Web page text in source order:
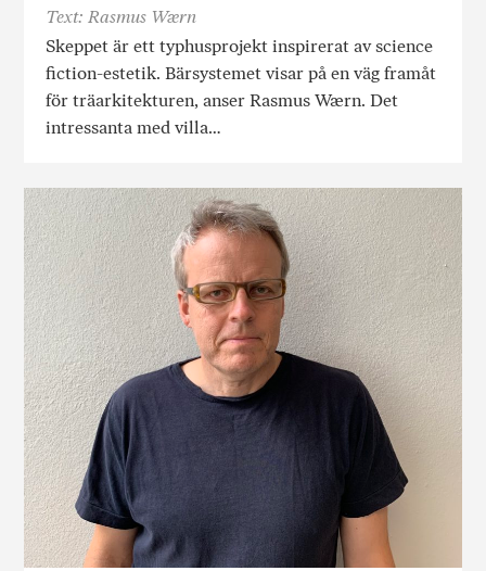
Text: Rasmus Wærn
Skeppet är ett typhusprojekt inspirerat av science
fiction-estetik. Bärsystemet visar på en väg framåt
för träarkitekturen, anser Rasmus Wærn. Det
intressanta med villa…